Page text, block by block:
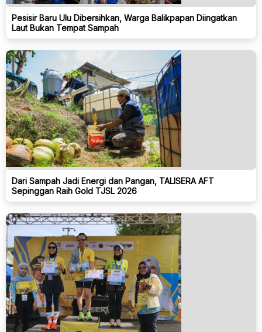
Pesisir Baru Ulu Dibersihkan, Warga Balikpapan Diingatkan
Laut Bukan Tempat Sampah
Dari Sampah Jadi Energi dan Pangan, TALISERA AFT
Sepinggan Raih Gold TJSL 2026